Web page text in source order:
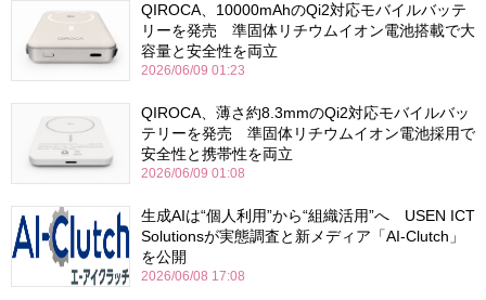
QIROCA、10000mAhのQi2対応モバイルバッテ
リーを発売 準固体リチウムイオン電池搭載で大
容量と安全性を両立
2026/06/09 01:23
QIROCA、薄さ約8.3mmのQi2対応モバイルバッ
テリーを発売 準固体リチウムイオン電池採用で
安全性と携帯性を両立
2026/06/09 01:08
生成AIは“個人利用”から“組織活用”へ USEN ICT
Solutionsが実態調査と新メディア「AI-Clutch」
を公開
2026/06/08 17:08